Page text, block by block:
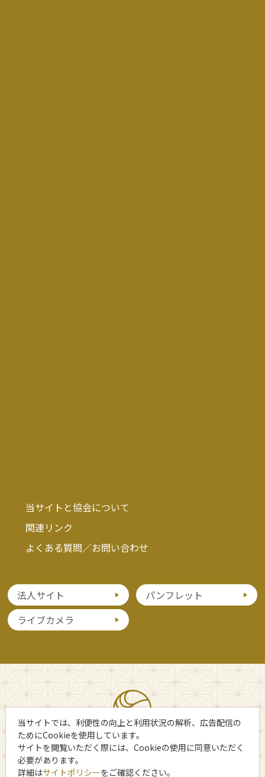
当サイトと協会について
関連リンク
よくある質問／お問い合わせ
法人サイト
パンフレット
ライブカメラ
当サイトでは、利便性の向上と利用状況の解析、広告配信の
ためにCookieを使用しています。
サイトを閲覧いただく際には、Cookieの使用に同意いただく
必要があります。
詳細はサイトポリシーをご確認ください。